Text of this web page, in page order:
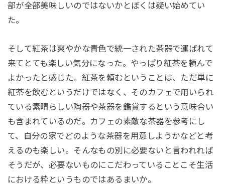
部が全部美味しいのではないかとぼくは疑い始めてい
た。
そして紅茶は爽やかな青色で統一された茶器で運ばれて
来てとても楽しい気分になった。やっぱり紅茶を頼んで
よかったと感じた。紅茶を頼むということは、ただ単に
紅茶を飲むというだけではなく、そのカフェで用いられ
ている素晴らしい陶器や茶器を鑑賞するという意味合い
も含まれているのだ。カフェの素敵な茶器を参考にし
て、自分の家でどのような茶器を用意しようかなどと考
えるのも楽しい。そんなもの別に必要ないと言われれば
そうだが、必要ないものにこだわっていることこそ生活
における粋というものではあるまいか。